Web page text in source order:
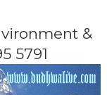
&
5791